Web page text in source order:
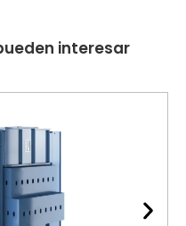
interesar